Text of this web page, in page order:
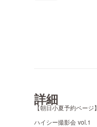
詳細
【朝日小夏予約ページ】
ハイシー撮影会 vol.1